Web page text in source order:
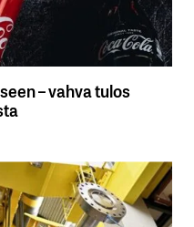
– vahva tulos